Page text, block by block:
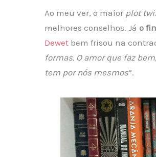
Ao meu ver, o maior plot
melhores conselhos. Já o
Dewetbem frisou na
formas. O amor que faz
tem por nós mesmos“.